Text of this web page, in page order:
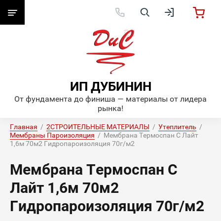
ИП ДУБИНИН
От фундамента до финиша — материалы от лидера
рынка!
Главная
  /
2СТРОИТЕЛЬНЫЕ МАТЕРИАЛЫ
  /
Утеплитель
Мембраны Пароизоляция
  /  Мембрана Термоспан С Лайт
1,6м 70м2 Гидропароизоляция 70г/м2
Мембрана Термоспан С
Лайт 1,6м 70м2
Гидропароизоляция 70г/м2